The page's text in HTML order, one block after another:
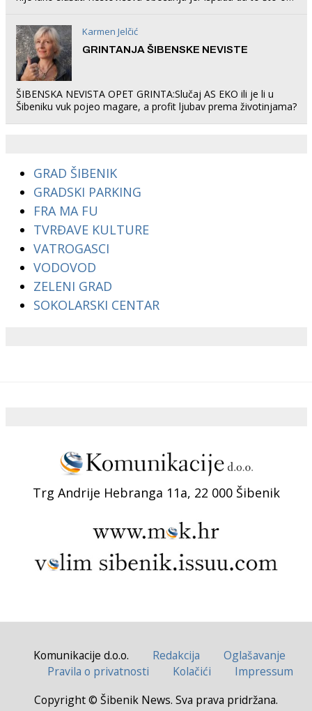
Karmen Jelčić
GRINTANJA ŠIBENSKE NEVISTE
ŠIBENSKA NEVISTA OPET GRINTA:Slučaj AS EKO ili je li u
Šibeniku vuk pojeo magare, a profit ljubav prema životinjama?
GRAD ŠIBENIK
GRADSKI PARKING
FRA MA FU
TVRĐAVE KULTURE
VATROGASCI
VODOVOD
ZELENI GRAD
SOKOLARSKI CENTAR
Trg Andrije Hebranga 11a, 22 000 Šibenik
Komunikacije d.o.o. Redakcija
Oglašavanje
Pravila o privatnosti
Kolačići
Impressum
Copyright © Šibenik News. Sva prava pridržana.